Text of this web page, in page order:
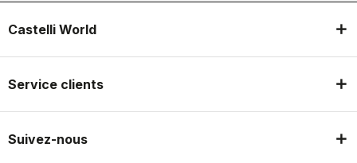
Castelli World
Service clients
Suivez-nous